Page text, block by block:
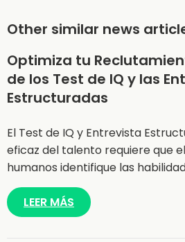
Other similar news
Optimiza tu
de los Test de IQ y las
Estructuradas
El Test de IQ y Entrevista
eficaz del talento requiere que
humanos identifique las
LEER MÁS